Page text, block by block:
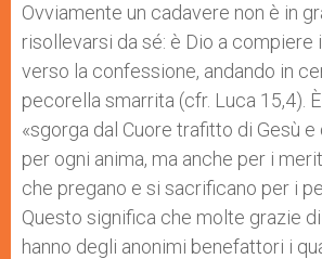
Ovviamente un cadavere non è in
risollevarsi da sé: è Dio a compiere
verso la confessione, andando in
pecorella smarrita (cfr. Luca 15,4).
«sgorga dal Cuore trafitto di Gesù e
per ogni anima, ma anche per i
che pregano e si sacrificano per i
Questo significa che molte grazie
hanno degli anonimi benefattori i